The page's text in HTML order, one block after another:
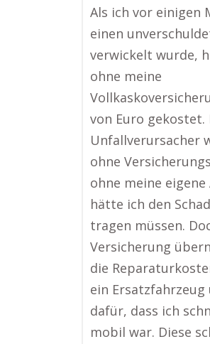
Als ich vor einigen
einen
verwickelt wurde,
ohne meine
von Euro gekostet.
Unfallverursacher
ohne
ohne meine
hätte ich den
tragen müssen.
Versicherung
die
ein
dafür, dass ich
mobil war. Diese